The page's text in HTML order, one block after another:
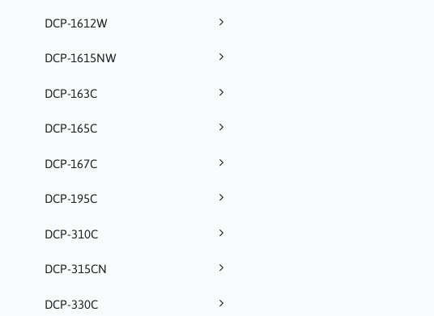
DCP-1612W
DCP-1615NW
DCP-163C
DCP-165C
DCP-167C
DCP-195C
DCP-310C
DCP-315CN
DCP-330C